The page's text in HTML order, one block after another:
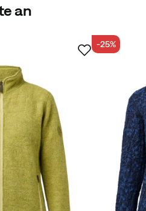
also wäre es schön,
bekommen sollte. Es
an
-25%